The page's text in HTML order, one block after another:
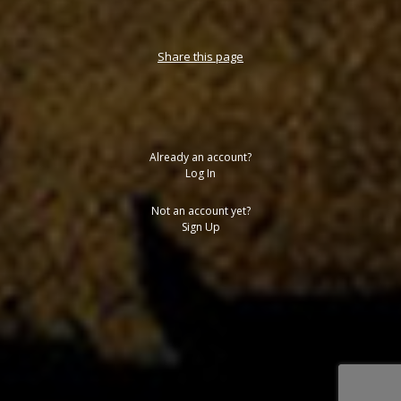
Share this page
Already an account?
Log In
Not an account yet?
Sign Up